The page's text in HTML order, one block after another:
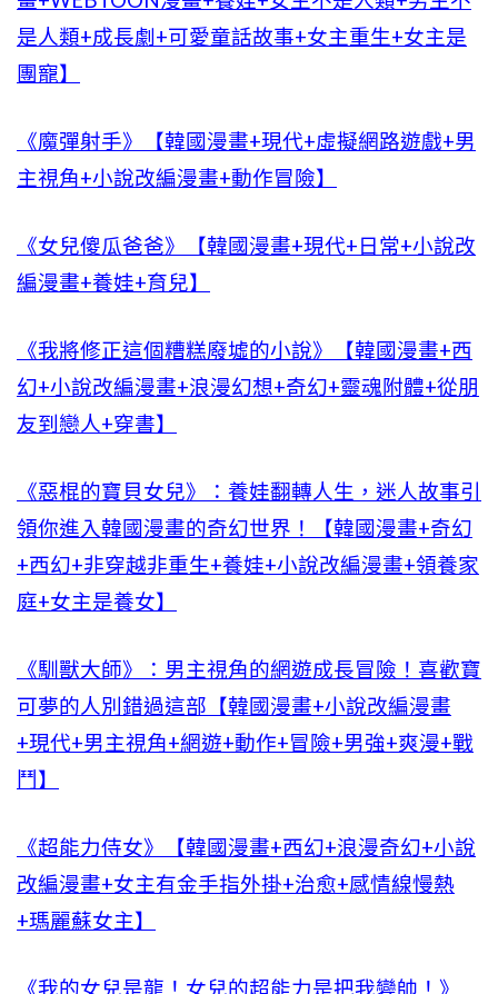
是人類+成長劇+可愛童話故事+女主重生+女主是
團寵】
《魔彈射手》【韓國漫畫+現代+虛擬網路遊戲+男
主視角+小說改編漫畫+動作冒險】
《女兒傻瓜爸爸》【韓國漫畫+現代+日常+小說改
編漫畫+養娃+育兒】
《我將修正這個糟糕廢墟的小說》【韓國漫畫+西
幻+小說改編漫畫+浪漫幻想+奇幻+靈魂附體+從朋
友到戀人+穿書】
《惡棍的寶貝女兒》：養娃翻轉人生，迷人故事引
領你進入韓國漫畫的奇幻世界！【韓國漫畫+奇幻
+西幻+非穿越非重生+養娃+小說改編漫畫+領養家
庭+女主是養女】
《馴獸大師》：男主視角的網遊成長冒險！喜歡寶
可夢的人別錯過這部【韓國漫畫+小說改編漫畫
+現代+男主視角+網遊+動作+冒險+男強+爽漫+戰
鬥】
《超能力侍女》【韓國漫畫+西幻+浪漫奇幻+小說
改編漫畫+女主有金手指外掛+治愈+感情線慢熱
+瑪麗蘇女主】
《我的女兒是龍！女兒的超能力是把我變帥！》